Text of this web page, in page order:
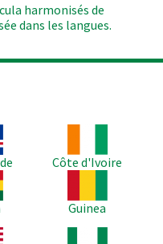
harmonisés de
dans les langues.
Côte d'Ivoire
Guinea